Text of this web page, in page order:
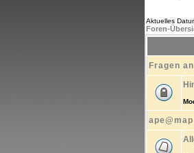
Aktuelles
Foren-
Fragen
ape@map